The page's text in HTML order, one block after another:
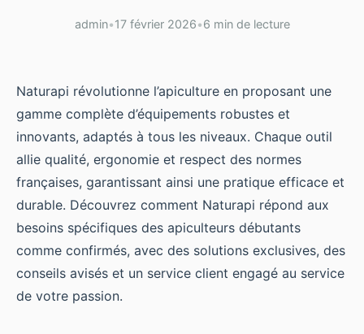
admin•17 février 2026•6 min de lecture
Naturapi révolutionne l’apiculture en proposant une
gamme complète d’équipements robustes et
innovants, adaptés à tous les niveaux. Chaque outil
allie qualité, ergonomie et respect des normes
françaises, garantissant ainsi une pratique efficace et
durable. Découvrez comment Naturapi répond aux
besoins spécifiques des apiculteurs débutants
comme confirmés, avec des solutions exclusives, des
conseils avisés et un service client engagé au service
de votre passion.